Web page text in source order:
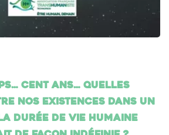
cent ans… Quelles
nos existences dans un
durée de vie humaine